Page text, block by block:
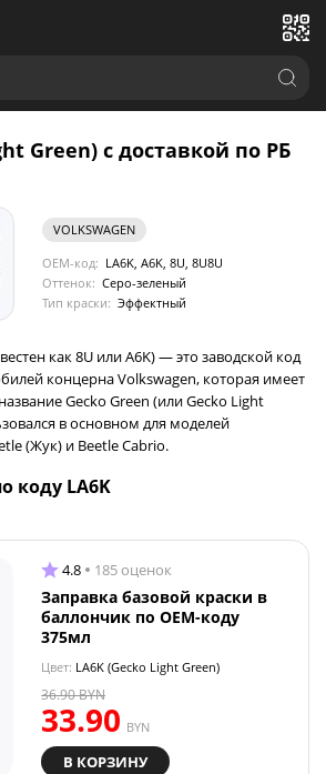
Green) с доставкой по РБ
VOLKSWAGEN
OEM-код: LA6K, A6K, 8U, 8U8U
Оттенок: Серо-зеленый
Тип краски: Эффектный
как 8U или A6K) — это заводской код
концерна Volkswagen, которая имеет
Gecko Green (или Gecko Light
в основном для моделей
(Жук) и Beetle Cabrio.
коду LA6K
4.8 185 оценок
Заправка базовой краски в
баллончик по OEM-коду
375мл
Цвет: LA6K (Gecko Light Green)
33.90 BYN
36.90BYN
В КОРЗИНУ